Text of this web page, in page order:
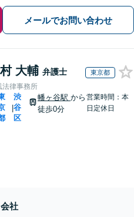
メールでお問い合わせ
大輔 弁護士 東京都
法律事務所
|
渋
谷
区
幡ヶ谷駅 から
徒歩0分
営業時間：本
日定休日
社